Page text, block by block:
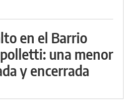
en el Barrio
una menor
y encerrada